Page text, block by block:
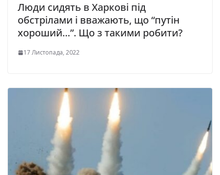
Люди сидять в Харкові під
обстрілами і вважають, що “путін
хороший…”. Що з такими робити?
17 Листопада, 2022